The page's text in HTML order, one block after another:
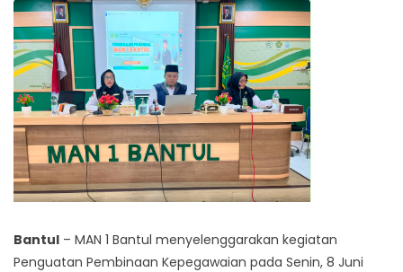
Bantul – MAN 1 Bantul menyelenggarakan kegiatan
Penguatan Pembinaan Kepegawaian pada Senin, 8 Juni